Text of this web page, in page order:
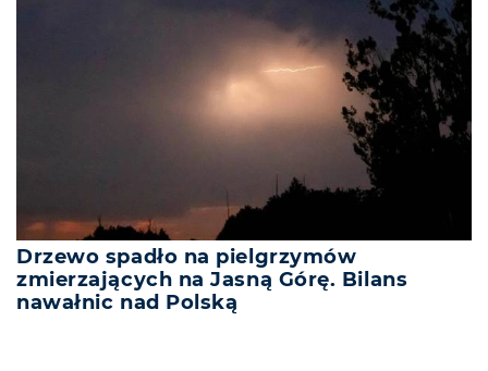
Drzewo spadło na pielgrzymów
zmierzających na Jasną Górę. Bilans
nawałnic nad Polską